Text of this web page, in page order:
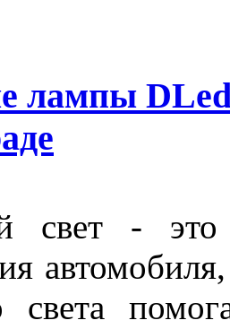
DLed
свет -
света